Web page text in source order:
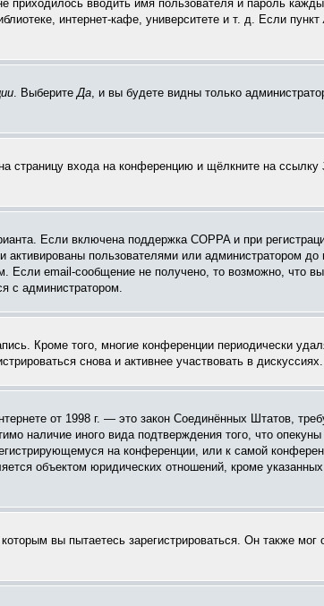
приходилось вводить имя пользователя и пароль
интернет-кафе, университете и т. д. Если пункт
. ВыберитеДа, и вы будете видны только
страницу входа на конференцию и щёлкните на ссылку
Если включена поддержка COPPA и при
пользователями или администратором
email-сообщение не получено, то возможно, что
с администратором.
Кроме того, многие конференции периодически
снова и активнее участвовать в дискуссиях.
от 1998 г. — это закон Соединённых Штатов,
наличие иного вида подтверждения того, что
на конференции, или к самой
объектом юридических отношений, кроме
вы пытаетесь зарегистрироваться. Он также